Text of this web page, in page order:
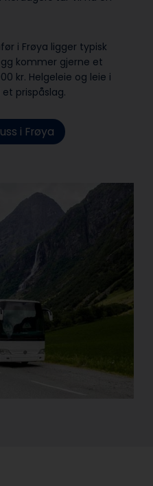
i Frøya ligger typisk
kommer gjerne et
kr. Helgeleie og leie i
prispåslag.
i Frøya